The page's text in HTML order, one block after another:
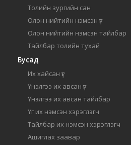
Толийн зургийн сан
Олон нийтийн нэмсэн үг
Олон нийтийн нэмсэн тайлбар
Тайлбар толийн тухай
Бусад
Их хайсан үг
Үнэлгээ их авсан үг
Үнэлгээ их авсан тайлбар
Үг их нэмсэн хэрэглэгч
Тайлбар их нэмсэн хэрэглэгч
Ашиглах заавар